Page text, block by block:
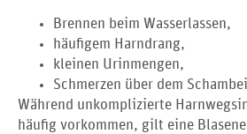
Brennen beim Wasserlassen,
häufigem Harndrang,
kleinen Urinmengen,
Schmerzen über dem
Während unkomplizierte
häufig vorkommen, gilt eine